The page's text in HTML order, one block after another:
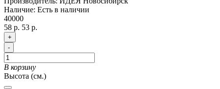
Наличие: Есть в наличии
40000
58 р. 53 р.
+
-
В корзину
Высота (см.)